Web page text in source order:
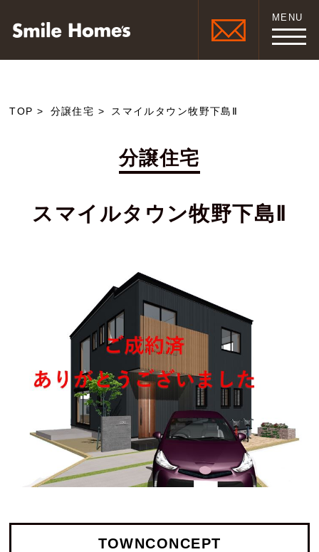
MENU
TOP 分譲住宅 スマイルタウン牧野下島Ⅱ
分譲住宅
スマイルタウン牧野下島Ⅱ
TOWNCONCEPT